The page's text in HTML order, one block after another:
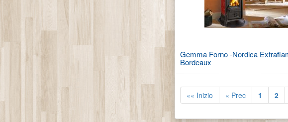
Gemma Forno -Nordica
Bordeaux
«« Inizio « Prec 1 2